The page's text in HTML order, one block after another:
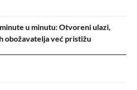
u minutu: Otvoreni ulazi,
obožavatelja već pristižu